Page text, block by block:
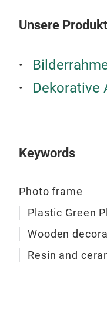
Unsere
Dekorative
Keywords
Photo frame
Plastic Green
Wooden
Resin and